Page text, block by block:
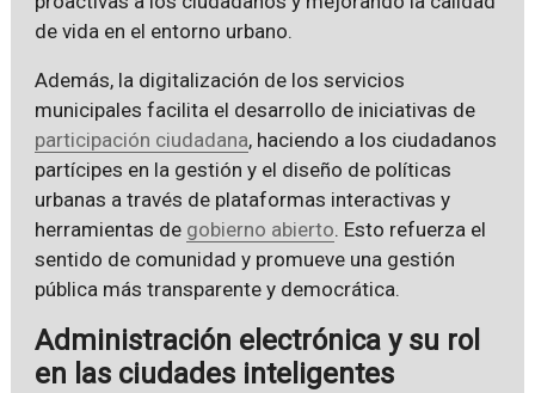
de vida en el entorno urbano.
Además, la digitalización de los servicios
municipales facilita el desarrollo de iniciativas de
participación ciudadana, haciendo a los ciudadanos
partícipes en la gestión y el diseño de políticas
urbanas a través de plataformas interactivas y
herramientas de gobierno abierto. Esto refuerza el
sentido de comunidad y promueve una gestión
pública más transparente y democrática.
Administración electrónica y su rol
en las ciudades inteligentes